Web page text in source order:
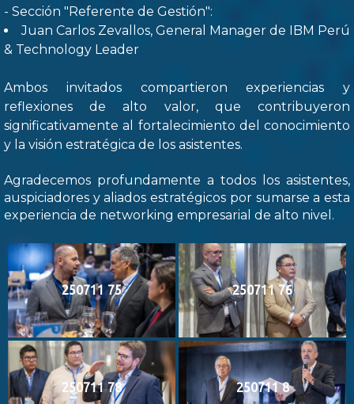
- Sección "Referente de Gestión":
Juan Carlos Zevallos, General Manager de IBM Perú
& Technology Leader
Ambos invitados compartieron experiencias y
reflexiones de alto valor, que contribuyeron
significativamente al fortalecimiento del conocimiento
y la visión estratégica de los asistentes.
Agradecemos profundamente a todos los asistentes,
auspiciadores y aliados estratégicos por sumarse a esta
experiencia de networking empresarial de alto nivel.
250711 75 250711 76
250711 78 250711 8